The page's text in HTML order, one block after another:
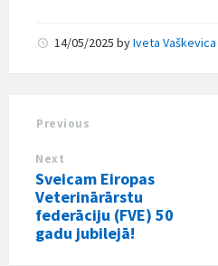
14/05/2025 byIveta Vaškevica
Previous
Next
Sveicam Eiropas
Veterinārārstu
federāciju (FVE) 50
gadu jubilejā!